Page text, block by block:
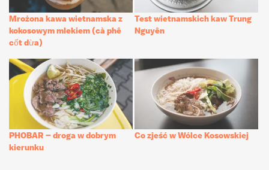
Mrożona kawa wietnamska z
kokosowym mlekiem (cà phê
cốt dừa)
Test wietnamskich kaw Trung
Nguyên
PHOBAR – droga w dobrym
kierunku
Co zjeść w Wólce Kosowskiej